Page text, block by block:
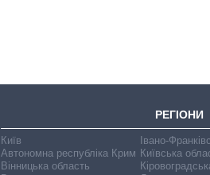
РЕГІОНИ
Київ
Автономна республіка Крим
Вінницька область
Івано-
Київська